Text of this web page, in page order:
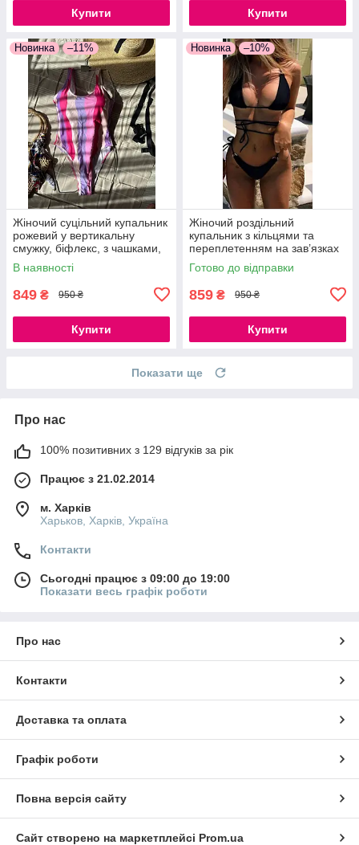
Купити Купити
Новинка –11%
Жіночий суцільний купальник
рожевий у вертикальну
смужку, біфлекс, з чашками,
S, M
В наявності
849 ₴ 950 ₴
Купити
Новинка –10%
Жіночий роздільний
купальник з кільцями та
переплетенням на зав’язках
чорний бікіні з поролоновими
вкладками S, M, L
Готово до відправки
859 ₴ 950 ₴
Купити
Показати ще
Про нас
100% позитивних з 129 відгуків за рік
Працює з 21.02.2014
м. Харків
Харьков, Харків, Україна
Контакти
Сьогодні працює з 09:00 до 19:00
Показати весь графік роботи
Про нас
Контакти
Доставка та оплата
Графік роботи
Повна версія сайту
Сайт створено на маркетплейсі Prom.ua